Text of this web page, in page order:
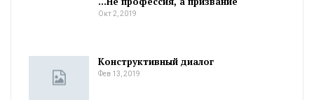
Окт 2, 2019
Конструктивный диалог
Фев 13, 2019